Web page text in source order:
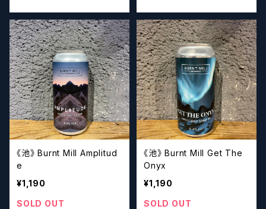
《池》 Burnt Mill Amplitud
e
¥1,190
SOLD OUT
《池》 Burnt Mill Get The
Onyx
¥1,190
SOLD OUT